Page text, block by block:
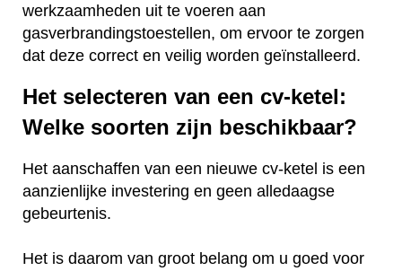
werkzaamheden uit te voeren aan
gasverbrandingstoestellen, om ervoor te zorgen
dat deze correct en veilig worden geïnstalleerd.
Het selecteren van een cv-ketel:
Welke soorten zijn beschikbaar?
Het aanschaffen van een nieuwe cv-ketel is een
aanzienlijke investering en geen alledaagse
gebeurtenis.
Het is daarom van groot belang om u goed voor